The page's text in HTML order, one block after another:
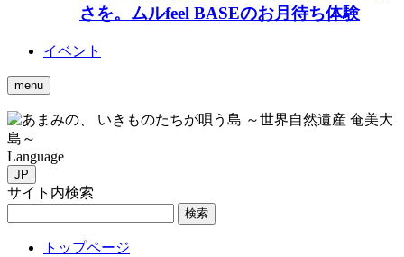
さを。ムルfeel BASEのお月待ち体験
イベント
menu
いきものたちが唄う島 ～世界自然遺産 奄美大
島～
Language
JP
サイト内検索
検索
トップページ